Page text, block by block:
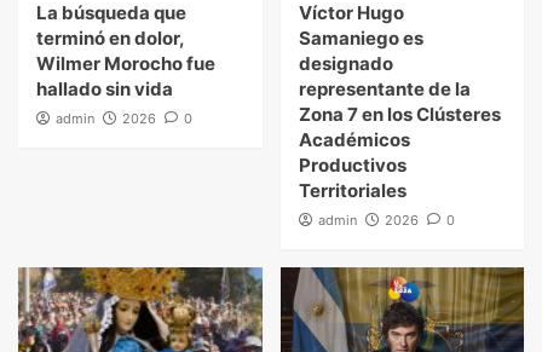
La búsqueda que
terminó en dolor,
Wilmer Morocho fue
hallado sin vida
admin 2026 0
Víctor Hugo
Samaniego es
designado
representante de la
Zona 7 en los Clústeres
Académicos
Productivos
Territoriales
admin 2026 0